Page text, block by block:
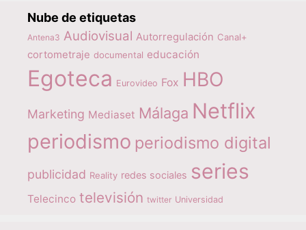
Nube de etiquetas
Antena3 Audiovisual Autorregulación Canal+
cortometraje documental educación
Egoteca Eurovideo Fox HBO
Marketing Mediaset Málaga Netflix
periodismo periodismo digital
publicidad Reality redes sociales series
Telecinco televisión twitter Universidad